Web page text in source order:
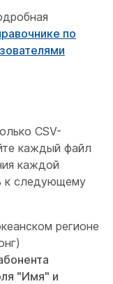
по
CSV-
каждый файл
каждой
к следующему
регионе
"Имя" и